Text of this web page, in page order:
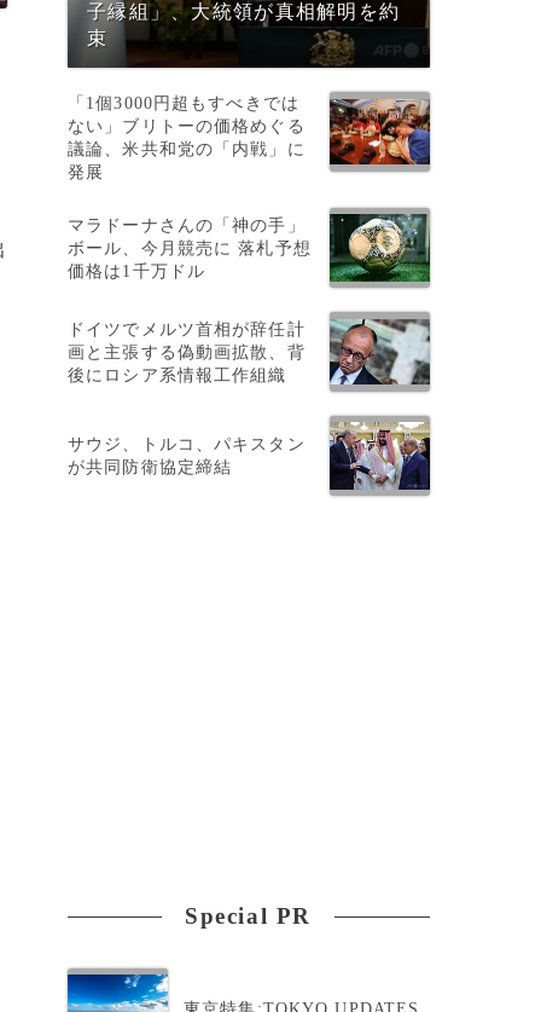
子縁組」、大統領が真相解明を約
束
「1個3000円超もすべきでは
ない」ブリトーの価格めぐる
議論、米共和党の「内戦」に
発展
マラドーナさんの「神の手」
ボール、今月競売に 落札予想
価格は1千万ドル
ドイツでメルツ首相が辞任計
画と主張する偽動画拡散、背
後にロシア系情報工作組織
サウジ、トルコ、パキスタン
が共同防衛協定締結
Special PR
東京特集:TOKYO UPDATES